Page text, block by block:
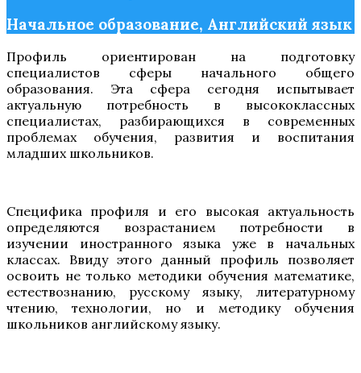
Начальное образование, Английский язык
Профиль ориентирован на подготовку
специалистов сферы начального общего
образования. Эта сфера сегодня испытывает
актуальную потребность в высококлассных
специалистах, разбирающихся в современных
проблемах обучения, развития и воспитания
младших школьников.
Специфика профиля и его высокая актуальность
определяются возрастанием потребности в
изучении иностранного языка уже в начальных
классах. Ввиду этого данный профиль позволяет
освоить не только методики обучения математике,
естествознанию, русскому языку, литературному
чтению, технологии, но и методику обучения
школьников английскому языку.